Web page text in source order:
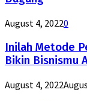
August 4, 20220
Inilah Metode
Bikin Bisnismu
August 4, 2022